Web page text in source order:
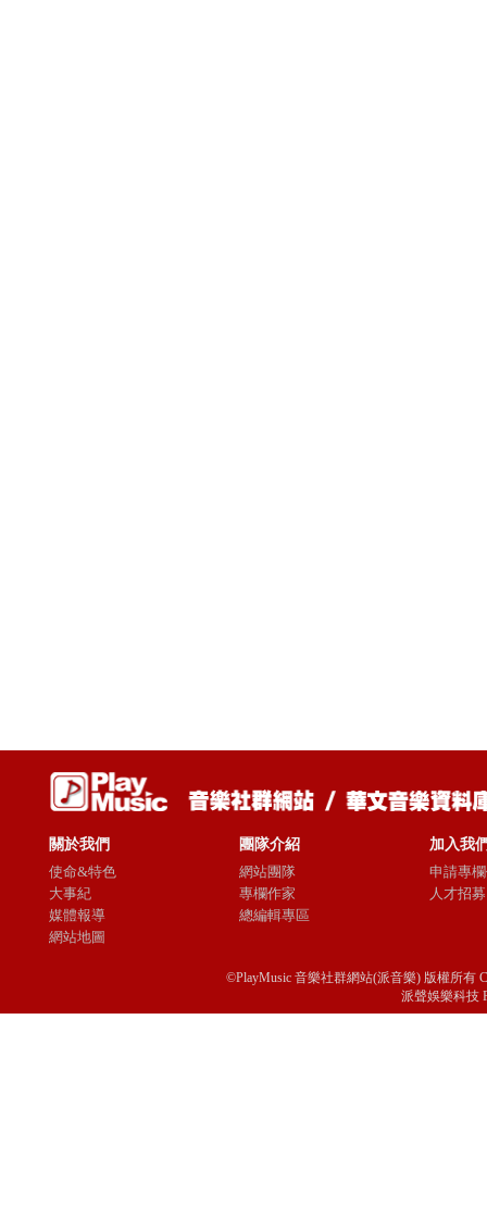
關於我們
使命&特色
大事紀
媒體報導
網站地圖
團隊介紹
網站團隊
專欄作家
總編輯專區
加入我
申請專
人才招募
©PlayMusic 音樂社群網站(派音樂) 版權所有
派聲娛樂科技